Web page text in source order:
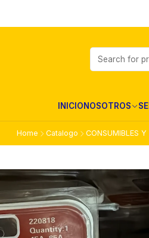
INICIONOSOTROS
Home Catalogo CONSUMIBLES